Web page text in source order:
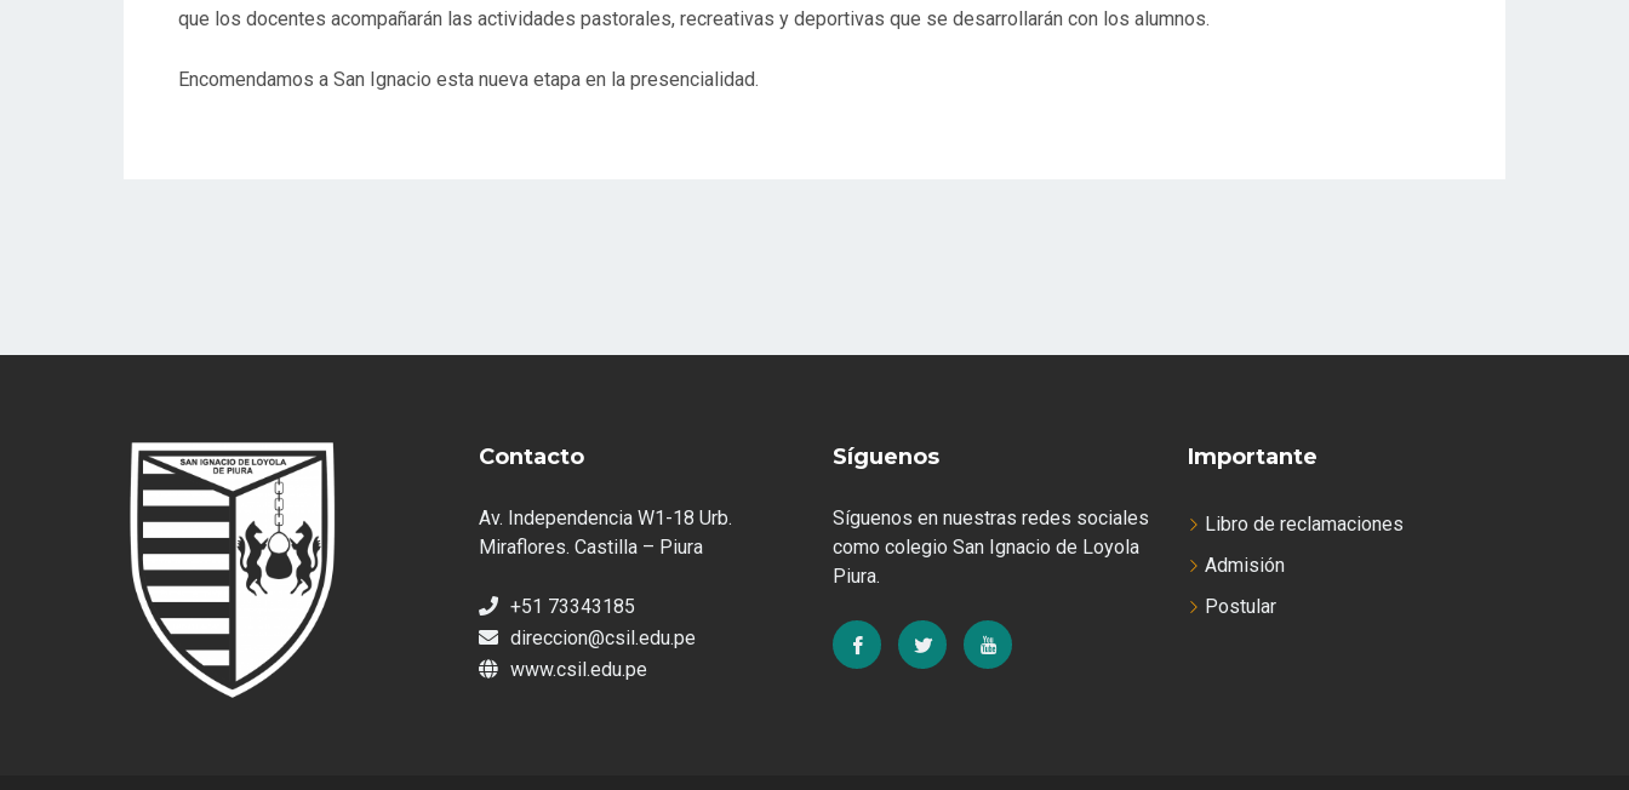
que los docentes acompañarán las actividades pastorales, recreativas y deportivas que se desarrollarán con los alumnos.
Encomendamos a San Ignacio esta nueva etapa en la presencialidad.
Contacto
Av. Independencia W1-18 Urb.
Miraflores. Castilla – Piura
+51 73343185
direccion@csil.edu.pe
www.csil.edu.pe
Síguenos
Síguenos en nuestras redes sociales
como colegio San Ignacio de Loyola
Piura.
Importante
Libro de reclamaciones
Admisión
Postular